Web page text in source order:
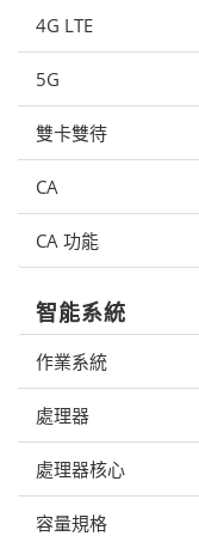
4G LTE
5G
雙卡雙待
CA
CA 功能
智能系統
作業系統
處理器
處理器核心
容量規格